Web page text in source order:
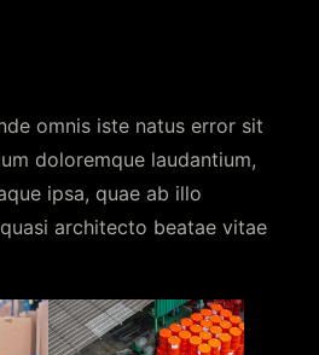
omnis iste natus error sit
doloremque laudantium,
ipsa, quae ab illo
architecto beatae vitae